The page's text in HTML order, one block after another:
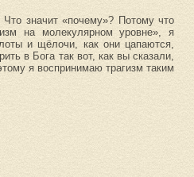
значит «почему»? Потому что
на молекулярном уровне», я
и щёлочи, как они цапаются,
в Бога так вот, как вы сказали,
я воспринимаю трагизм таким